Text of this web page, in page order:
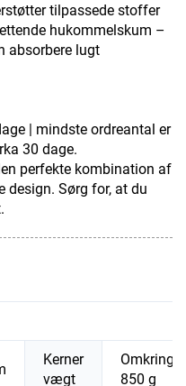
tilpassede stoffer
hukommelskum –
absorbere lugt
| mindste ordreantal er
30 dage.
perfekte kombination af
design. Sørg for, at du
Kerner
vægt
Omkring
850 g